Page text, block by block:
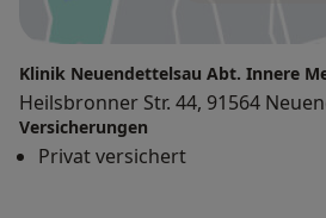
Klinik Neuendettelsau Abt. Innere
Heilsbronner Str. 44, 91564
Versicherungen
Privat versichert